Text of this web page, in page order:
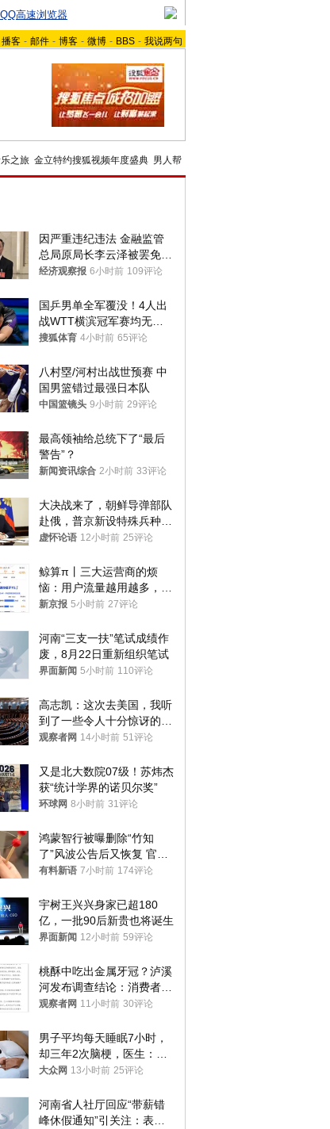
QQ高速浏览器
播客 - 邮件 - 博客 - 微博 - BBS - 我说两句
之旅 金立特约搜狐视频年度盛典 男人帮
因严重违纪违法 金融监管
总局原局长李云泽被罢免全
国人大代表
经济观察报 6小时前 109评论
国乒男单全军覆没！4人出
战WTT横滨冠军赛均无缘
八强
搜狐体育 4小时前 65评论
八村塁/河村出战世预赛 中
国男篮错过最强日本队
中国篮镜头 9小时前 29评论
最高领袖给总统下了“最后
警告”？
新闻资讯综合 2小时前 33评论
大决战来了，朝鲜导弹部队
赴俄，普京新设特殊兵种，
76岁老将扛旗
虚怀论语 12小时前 25评论
鲸算π丨三大运营商的烦
恼：用户流量越用越多，收
入却越来越少
新京报 5小时前 27评论
河南“三支一扶”笔试成绩作
废，8月22日重新组织笔试
界面新闻 5小时前 110评论
高志凯：这次去美国，我听
到了一些令人十分惊讶的消
息
观察者网 14小时前 51评论
又是北大数院07级！苏炜杰
获“统计学界的诺贝尔奖”
环球网 8小时前 31评论
鸿蒙智行被曝删除“竹知
了”风波公告后又恢复 官媒
曾力挺：劝华为要大度的，
有料新语 7小时前 174评论
宇树王兴兴身家已超180
亿，一批90后新贵也将诞生
界面新闻 12小时前 59评论
桃酥中吃出金属牙冠？泸溪
河发布调查结论：消费者已
澄清，所发视频情况不属实
观察者网 11小时前 30评论
男子平均每天睡眠7小时，
却三年2次脑梗，医生：这
样睡觉更伤身
大众网 13小时前 25评论
河南省人社厅回应“带薪错
峰休假通知”引关注：表述